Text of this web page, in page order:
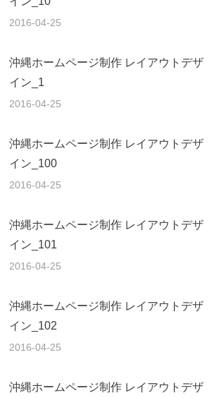
2016-04-25
沖縄ホームページ制作 レイアウトデザ
イン_1
2016-04-25
沖縄ホームページ制作 レイアウトデザ
イン_100
2016-04-25
沖縄ホームページ制作 レイアウトデザ
イン_101
2016-04-25
沖縄ホームページ制作 レイアウトデザ
イン_102
2016-04-25
沖縄ホームページ制作 レイアウトデザ